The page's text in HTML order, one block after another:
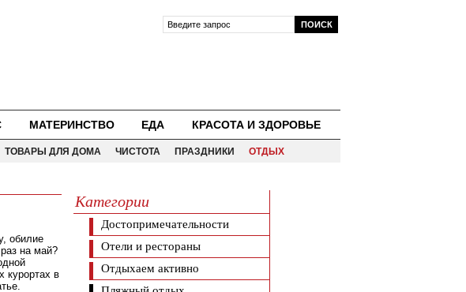
МАТЕРИНСТВО ЕДА
КРАСОТА И ЗДОРОВЬЕ
ТОВАРЫ ДЛЯ ДОМА ЧИСТОТА ПРАЗДНИКИ ОТДЫХ
обилие
на май?
курортах в
Категории
Достопримечательности
Отели и рестораны
Отдыхаем активно